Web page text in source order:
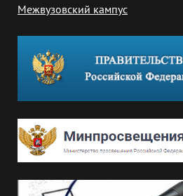
Межвузовский кампус